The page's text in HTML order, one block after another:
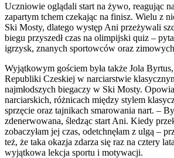
Uczniowie oglądali start na żywo, reagując
zapartym tchem czekając na finisz. Wielu z
Ski Mosty, dlatego występ Ani przeżywali
biegu przyszedł czas na olimpijski quiz –
igrzysk, znanych sportowców oraz
Wyjątkowym gościem była także Jola Byrtus,
Republiki Czeskiej w narciarstwie
najmłodszych biegaczy w Ski Mosty.
narciarskich, różnicach między stylem
sprzęcie oraz tajnikach smarowania nart. –
zdenerwowana, śledząc start Ani. Kiedy
zobaczyłam jej czas, odetchnęłam z ulgą –
też, że taka okazja zdarza się raz na cztery
wyjątkowa lekcja sportu i motywacji.